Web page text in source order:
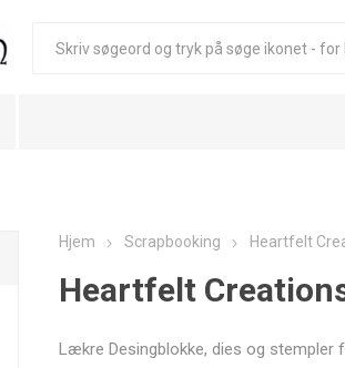
Hjem Scrapbooking Heartfelt
Heartfelt
Lækre Desingblokke, dies og stempler